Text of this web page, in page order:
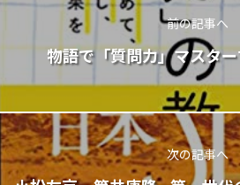
前の記事へ
物語で「質問力」マスタ
次の記事へ